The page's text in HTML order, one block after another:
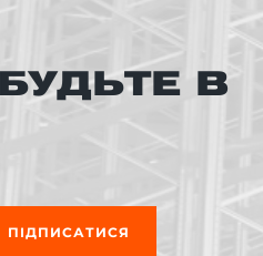
В
ПІДПИСАТИСЯ